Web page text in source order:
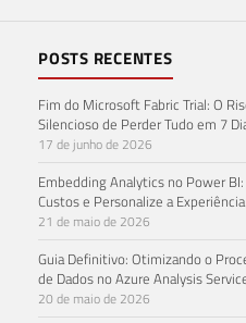
POSTS RECENTES
Fim do Microsoft Fabric Trial: O
Silencioso de Perder Tudo em 7
17 de junho de 2026
Embedding Analytics no Power
Custos e Personalize a
21 de maio de 2026
Guia Definitivo: Otimizando o
de Dados no Azure Analysis
20 de maio de 2026